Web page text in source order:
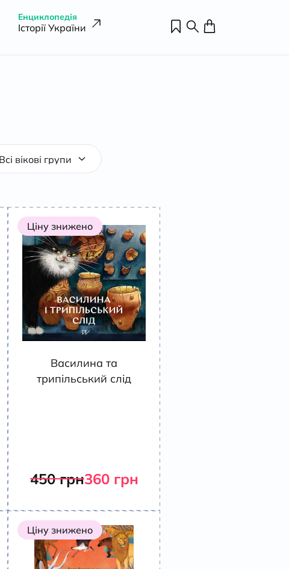
Енциклопедія
Історії України
Ціну знижено
Василина та
трипільський слід
450грн360 грн
Ціну знижено